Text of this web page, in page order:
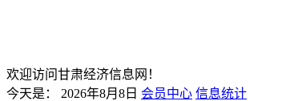
欢迎访问甘肃经济信息网！
今天是： 2026年8月8日 会员中心 信息统计